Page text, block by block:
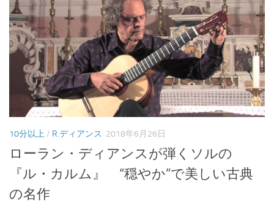
10分以上 / R.ディアンス 2018年6月26日
ローラン・ディアンスが弾くソルの
『ル・カルム』 “穏やか”で美しい古典
の名作